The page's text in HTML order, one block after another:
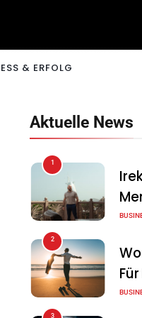
& ERFOLG
Aktuelle News
1
2
3